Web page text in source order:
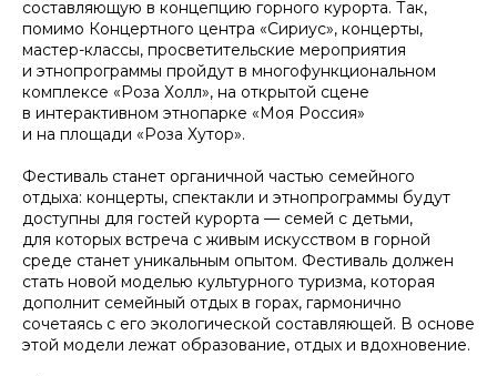
составляющую в концепцию горного курорта. Так,
помимо Концертного центра «Сириус», концерты,
мастер-классы, просветительские мероприятия
и этнопрограммы пройдут в многофункциональном
комплексе «Роза Холл», на открытой сцене
в интерактивном этнопарке «Моя Россия»
и на площади «Роза Хутор».
Фестиваль станет органичной частью семейного
отдыха: концерты, спектакли и этнопрограммы будут
доступны для гостей курорта — семей с детьми,
для которых встреча с живым искусством в горной
среде станет уникальным опытом. Фестиваль должен
стать новой моделью культурного туризма, которая
дополнит семейный отдых в горах, гармонично
сочетаясь с его экологической составляющей. В основе
этой модели лежат образование, отдых и вдохновение.